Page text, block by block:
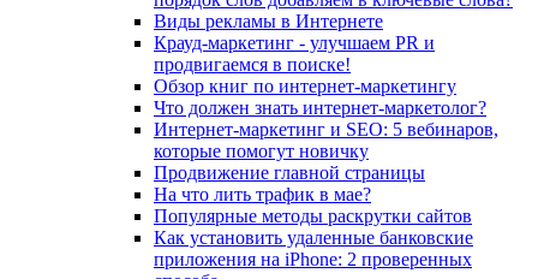
Виды рекламы в Интернете
Крауд-маркетинг - улучшаем PR и
продвигаемся в поиске!
Обзор книг по интернет-маркетингу
Что должен знать интернет-маркетолог?
Интернет-маркетинг и SEO: 5 вебинаров,
которые помогут новичку
Продвижение главной страницы
На что лить трафик в мае?
Популярные методы раскрутки сайтов
Как установить удаленные банковские
приложения на iPhone: 2 проверенных